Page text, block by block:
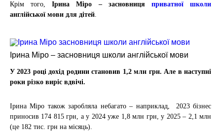
Крім того,Ірина Міро – засновниця приватної школи
англійської мови для дітей.
Ірина Міро – засновниця школи англійської мови
У 2023 році дохід родини становив 1,2 млн грн. Але в наступні
роки різко виріс вдвічі.
Ірина Міро також заробляла небагато – наприклад, 2023 бізнес
приносив 174 815 грн, а у 2024 уже 1,8 млн грн, у 2025 – 2,1 млн
(це 182 тис. грн на місяць).